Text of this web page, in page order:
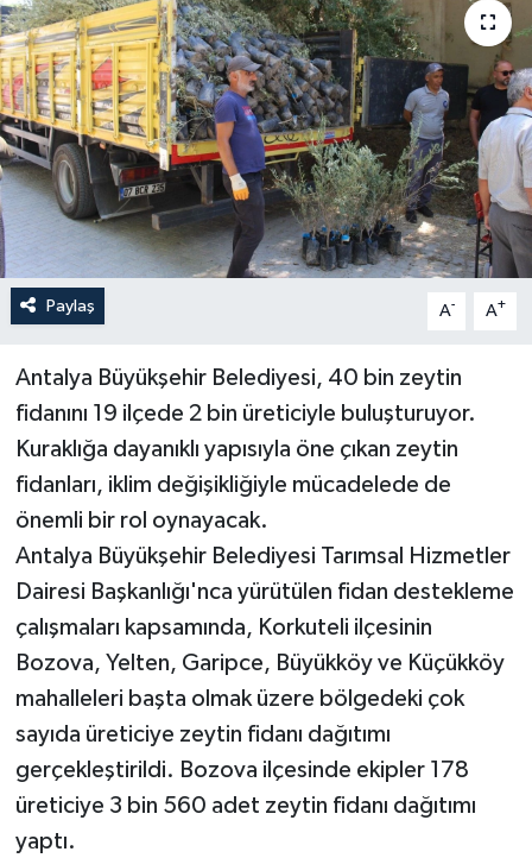
Paylaş A- A+
Antalya Büyükşehir Belediyesi, 40 bin zeytin
fidanını 19 ilçede 2 bin üreticiyle buluşturuyor.
Kuraklığa dayanıklı yapısıyla öne çıkan zeytin
fidanları, iklim değişikliğiyle mücadelede de
önemli bir rol oynayacak.
Antalya Büyükşehir Belediyesi Tarımsal Hizmetler
Dairesi Başkanlığı'nca yürütülen fidan destekleme
çalışmaları kapsamında, Korkuteli ilçesinin
Bozova, Yelten, Garipce, Büyükköy ve Küçükköy
mahalleleri başta olmak üzere bölgedeki çok
sayıda üreticiye zeytin fidanı dağıtımı
gerçekleştirildi. Bozova ilçesinde ekipler 178
üreticiye 3 bin 560 adet zeytin fidanı dağıtımı
yaptı.
Haberler
KANALV Spor
Kültür Sanat
Magazin
Öğle Bülteni
Siyaset
Sosyal medya
Spor
Teknoloji
Televizyon
Yaşam